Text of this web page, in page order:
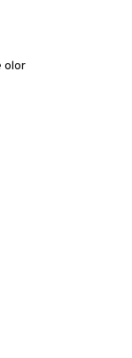
olor